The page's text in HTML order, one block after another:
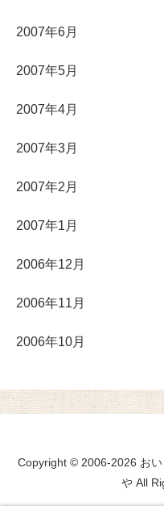
2007年6月
2007年5月
2007年4月
2007年3月
2007年2月
2007年1月
2006年12月
2006年11月
2006年10月
Copyright © 2006-2026 お
や All